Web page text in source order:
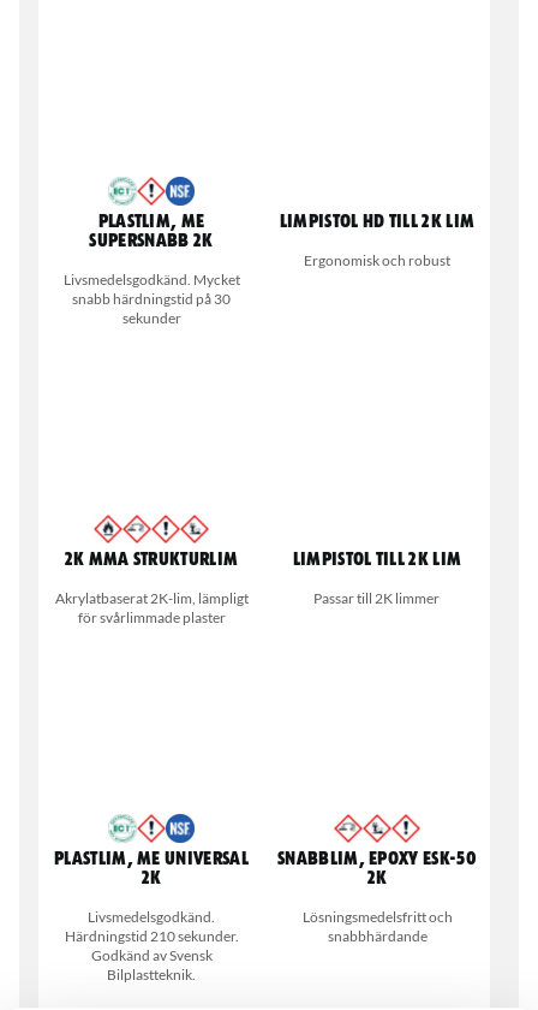
Plastlim, ME
Supersnabb 2K
Livsmedelsgodkänd. Mycket
snabb härdningstid på 30
sekunder
Limpistol HD till 2K lim
Ergonomisk och robust
2K MMA Strukturlim
Akrylatbaserat 2K-lim, lämpligt
för svårlimmade plaster
Limpistol till 2K lim
Passar till 2K limmer
Plastlim, ME Universal
2K
Livsmedelsgodkänd.
Härdningstid 210 sekunder.
Godkänd av Svensk
Bilplastteknik.
Snabblim, Epoxy ESK-50
2K
Lösningsmedelsfritt och
snabbhärdande